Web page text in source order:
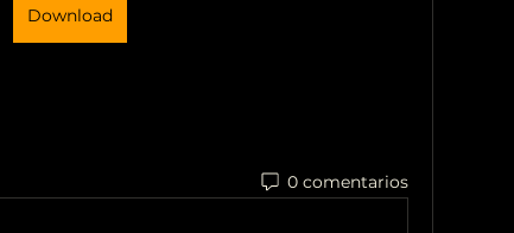
Download
0 comentarios